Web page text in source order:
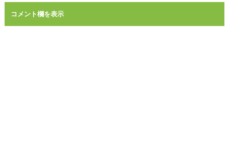
コメント欄を表示